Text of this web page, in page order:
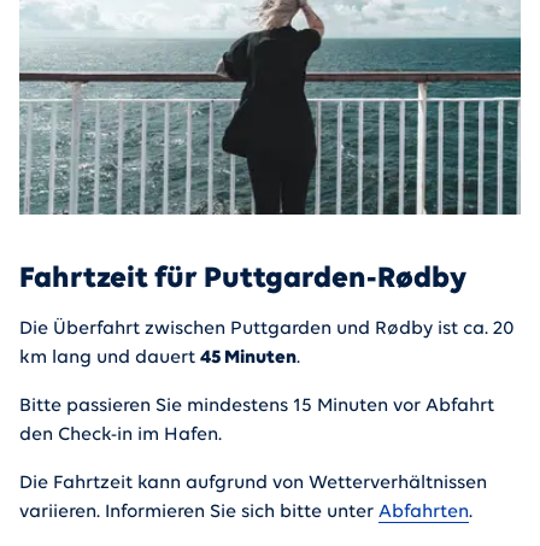
Fahrtzeit für Puttgarden-Rødby
Die Überfahrt zwischen Puttgarden und Rødby ist ca. 20
km lang und dauert 45 Minuten.
Bitte passieren Sie mindestens 15 Minuten vor Abfahrt
den Check-in im Hafen.
Die Fahrtzeit kann aufgrund von Wetterverhältnissen
variieren. Informieren Sie sich bitte unter Abfahrten.